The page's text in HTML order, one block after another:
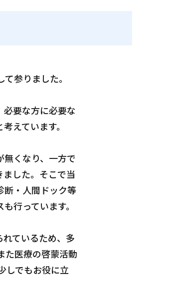
参りました。
必要な方に必要な
えています。
くなり、一方で
した。そこで当
断・人間ドック等
行っています。
ているため、多
た医療の啓蒙活動
しでもお役に立